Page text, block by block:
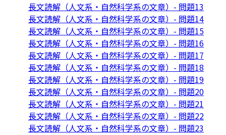
長文読解（人文系・自然科学系の文章）- 問題13
長文読解（人文系・自然科学系の文章）- 問題14
長文読解（人文系・自然科学系の文章）- 問題15
長文読解（人文系・自然科学系の文章）- 問題16
長文読解（人文系・自然科学系の文章）- 問題17
長文読解（人文系・自然科学系の文章）- 問題18
長文読解（人文系・自然科学系の文章）- 問題19
長文読解（人文系・自然科学系の文章）- 問題20
長文読解（人文系・自然科学系の文章）- 問題21
長文読解（人文系・自然科学系の文章）- 問題22
長文読解（人文系・自然科学系の文章）- 問題23